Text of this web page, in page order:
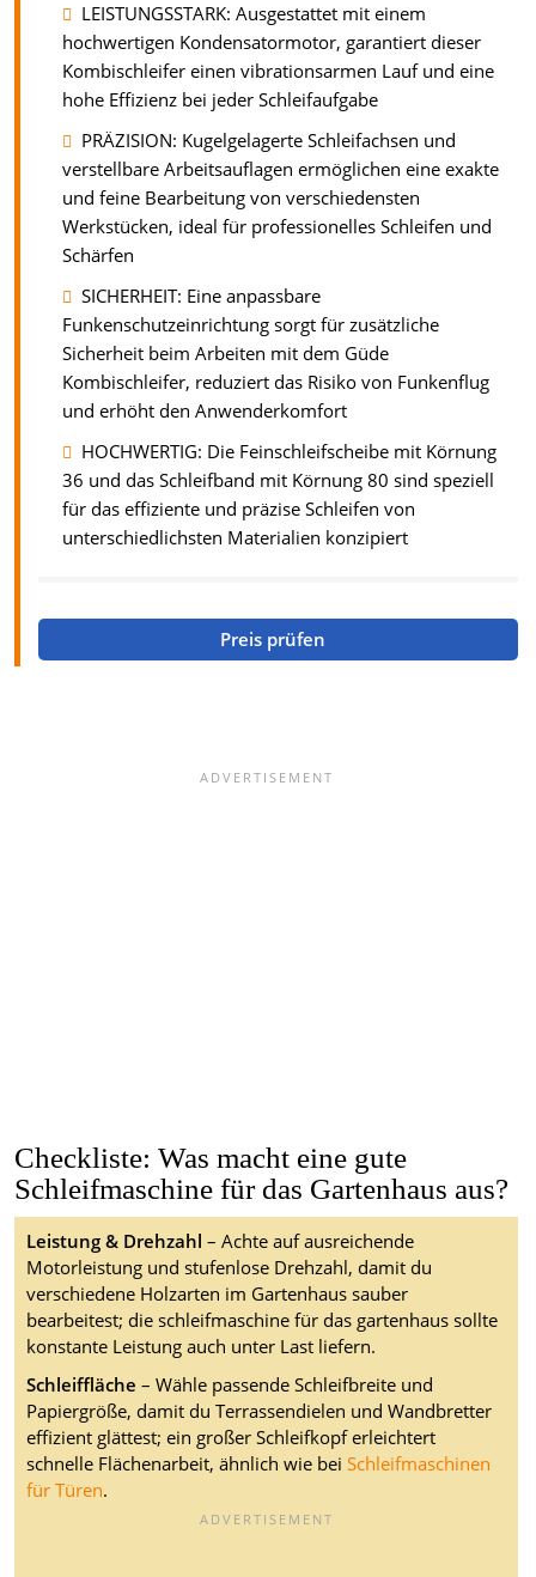
LEISTUNGSSTARK: Ausgestattet mit einem
hochwertigen Kondensatormotor, garantiert dieser
Kombischleifer einen vibrationsarmen Lauf und eine
hohe Effizienz bei jeder Schleifaufgabe
PRÄZISION: Kugelgelagerte Schleifachsen und
verstellbare Arbeitsauflagen ermöglichen eine exakte
und feine Bearbeitung von verschiedensten
Werkstücken, ideal für professionelles Schleifen und
Schärfen
SICHERHEIT: Eine anpassbare
Funkenschutzeinrichtung sorgt für zusätzliche
Sicherheit beim Arbeiten mit dem Güde
Kombischleifer, reduziert das Risiko von Funkenflug
und erhöht den Anwenderkomfort
HOCHWERTIG: Die Feinschleifscheibe mit Körnung
36 und das Schleifband mit Körnung 80 sind speziell
für das effiziente und präzise Schleifen von
unterschiedlichsten Materialien konzipiert
Preis prüfen
Checkliste: Was macht eine gute
Schleifmaschine für das Gartenhaus aus?
Leistung & Drehzahl – Achte auf ausreichende
Motorleistung und stufenlose Drehzahl, damit du
verschiedene Holzarten im Gartenhaus sauber
bearbeitest; die schleifmaschine für das gartenhaus sollte
konstante Leistung auch unter Last liefern.
Schleiffläche – Wähle passende Schleifbreite und
Papiergröße, damit du Terrassendielen und Wandbretter
effizient glättest; ein großer Schleifkopf erleichtert
schnelle Flächenarbeit, ähnlich wie bei Schleifmaschinen
für Türen.